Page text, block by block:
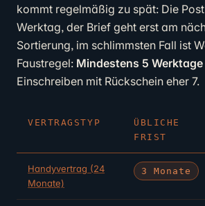
kommt regelmäßig zu spät: Die
Werktag, der Brief geht erst am
Sortierung, im schlimmsten Fall ist
Faustregel: Mindestens 5
Einschreiben mit Rückschein eher 7.
VERTRAGSTYP
ÜBLICHE
FRIST
Handyvertrag (24
Monate)
3 Monate